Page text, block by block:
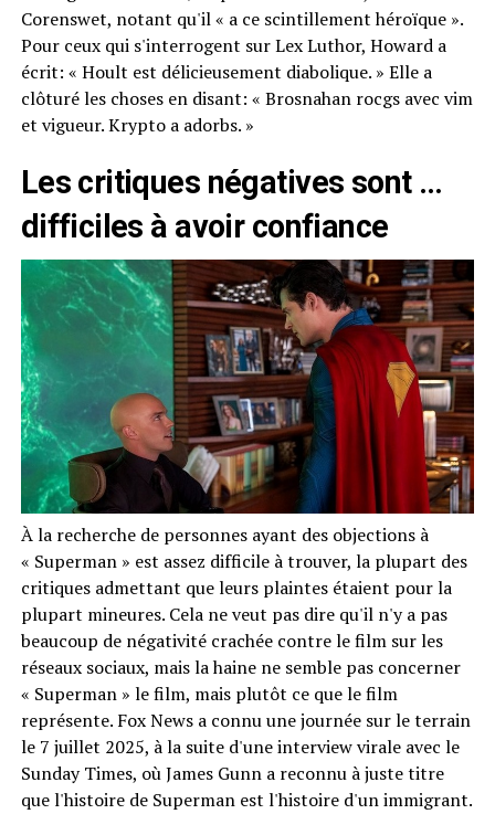
Corenswet, notant qu'il « a ce scintillement héroïque ».
Pour ceux qui s'interrogent sur Lex Luthor, Howard a
écrit: « Hoult est délicieusement diabolique. » Elle a
clôturé les choses en disant: « Brosnahan rocgs avec vim
et vigueur. Krypto a adorbs. »
Les critiques négatives sont …
difficiles à avoir confiance
À la recherche de personnes ayant des objections à
« Superman » est assez difficile à trouver, la plupart des
critiques admettant que leurs plaintes étaient pour la
plupart mineures. Cela ne veut pas dire qu'il n'y a pas
beaucoup de négativité crachée contre le film sur les
réseaux sociaux, mais la haine ne semble pas concerner
« Superman » le film, mais plutôt ce que le film
représente. Fox News a connu une journée sur le terrain
le 7 juillet 2025, à la suite d'une interview virale avec le
Sunday Times, où James Gunn a reconnu à juste titre
que l'histoire de Superman est l'histoire d'un immigrant.